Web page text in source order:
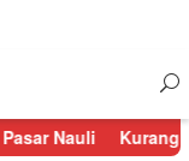
Kurang dari 24 Jam,